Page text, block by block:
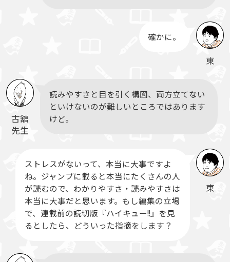
東
確かに。
古舘
先生
読みやすさと目を引く構図、両方立てない
といけないのが難しいところではあります
けど。
東
ストレスがないって、本当に大事ですよ
ね。ジャンプに載ると本当にたくさんの人
が読むので、わかりやすさ・読みやすさは
本当に大事だと思います。もし編集の立場
で、連載前の読切版『ハイキュー!!』を見
るとしたら、どういった指摘をします？